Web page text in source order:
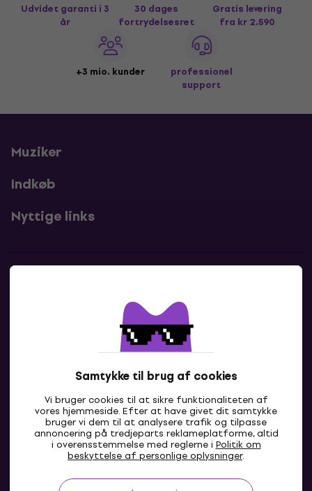
Samtykke til brug af cookies
Vi bruger cookies til at sikre funktionaliteten af
vores hjemmeside. Efter at have givet dit samtykke
bruger vi dem til at analysere trafik og tilpasse
annoncering på tredjeparts reklameplatforme, altid
i overensstemmelse med reglerne i Politik om
beskyttelse af personlige oplysninger.
Udvidet garanti i 3
år
30 dages
fortrydelsesret
Gratis levering
fra kr 2.590
+3 mio. kunder
professionel
support
Muziker
Indkøb
Nyttige links
Kontakt os
DK